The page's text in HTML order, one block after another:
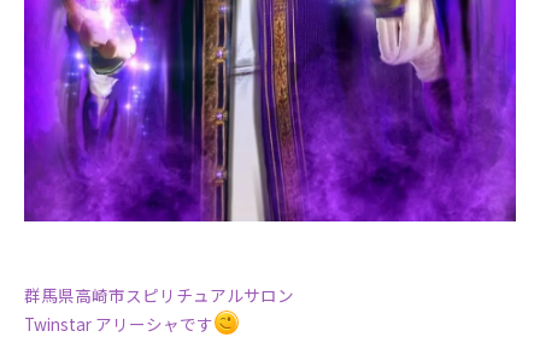
群馬県高崎市スピリチュアルサロン
Twinstar アリーシャです